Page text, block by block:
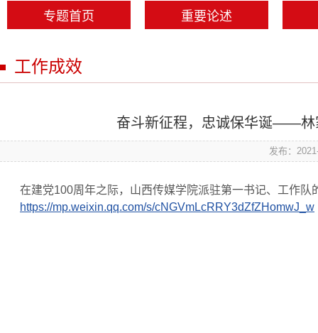
专题首页 重要论述
工作成效
奋斗新征程，忠诚保华诞——林
发布：
在建党100周年之际，山西传媒学院派驻第一书记、工作队
https://mp.weixin.qq.com/s/cNGVmLcRRY3dZfZHomwJ_w